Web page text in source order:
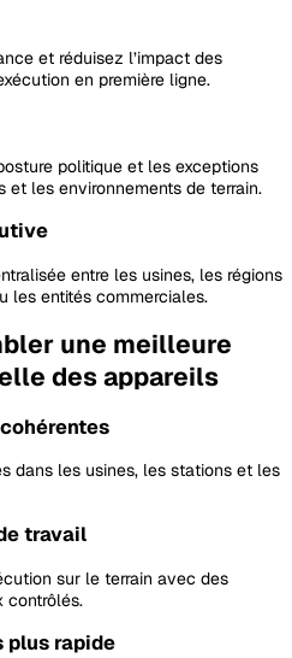
et réduisez l’impact des
en première ligne.
politique et les exceptions
et les environnements de terrain.
entre les usines, les régions
les entités commerciales.
une meilleure
des appareils
dans les usines, les stations et les
travail
sur le terrain avec des
contrôlés.
plus rapide